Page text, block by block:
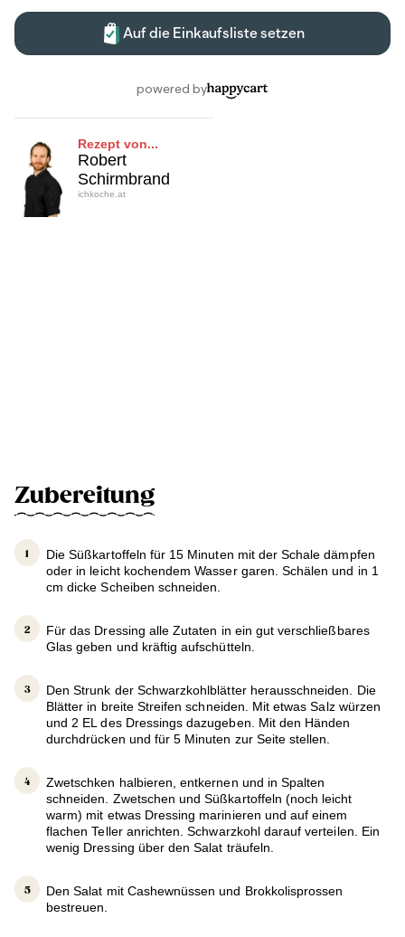
Rezept von...
Robert
Schirmbrand
ichkoche.at
Zubereitung
Die Süßkartoffeln für 15 Minuten mit der Schale dämpfen
oder in leicht kochendem Wasser garen. Schälen und in 1
cm dicke Scheiben schneiden.
Für das Dressing alle Zutaten in ein gut verschließbares
Glas geben und kräftig aufschütteln.
Den Strunk der Schwarzkohlblätter herausschneiden. Die
Blätter in breite Streifen schneiden. Mit etwas Salz würzen
und 2 EL des Dressings dazugeben. Mit den Händen
durchdrücken und für 5 Minuten zur Seite stellen.
Zwetschken halbieren, entkernen und in Spalten
schneiden. Zwetschen und Süßkartoffeln (noch leicht
warm) mit etwas Dressing marinieren und auf einem
flachen Teller anrichten. Schwarzkohl darauf verteilen. Ein
wenig Dressing über den Salat träufeln.
Den Salat mit Cashewnüssen und Brokkolisprossen
bestreuen.